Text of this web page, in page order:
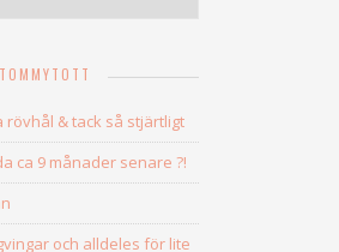
TOMMYTOTT
rövhål & tack så stjärtligt
ca 9 månader senare ?!
och alldeles för lite